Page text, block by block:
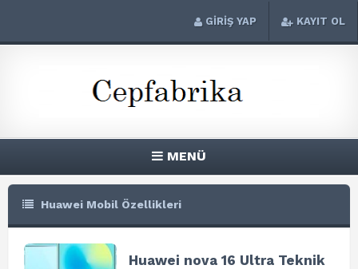
GİRİŞ YAP KAYIT OL
MENÜ
Huawei Mobil Özellikleri
Huawei nova 16 Ultra Teknik